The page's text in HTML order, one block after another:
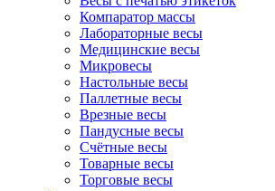
Компаратор массы
Лабораторные весы
Медицинские весы
Микровесы
Настольные весы
Паллетные весы
Врезные весы
Пандусные весы
Счётные весы
Товарные весы
Торговые весы